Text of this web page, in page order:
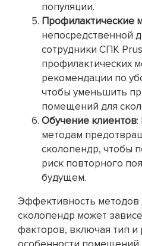
популяции.
Профилактические
непосредственной
сотрудники СПК
профилактических
рекомендации по
чтобы уменьшить
помещений для
Обучение клиентов:
методам
сколопендр, чтобы
риск повторного
будущем.
Эффективность методов
сколопендр может
факторов, включая тип и